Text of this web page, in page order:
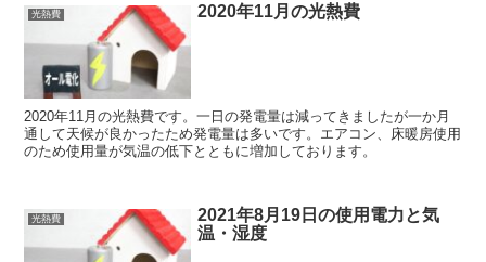
光熱費 2020年11月の光熱費
2020年11月の光熱費です。一日の発電量は減ってきましたが一か月
通して天候が良かったため発電量は多いです。エアコン、床暖房使用
のため使用量が気温の低下とともに増加しております。
光熱費
2021年8月19日の使用電力と気
温・湿度